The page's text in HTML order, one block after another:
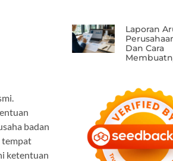
badan
tempat
ketentuan
Laporan
Dan Cara